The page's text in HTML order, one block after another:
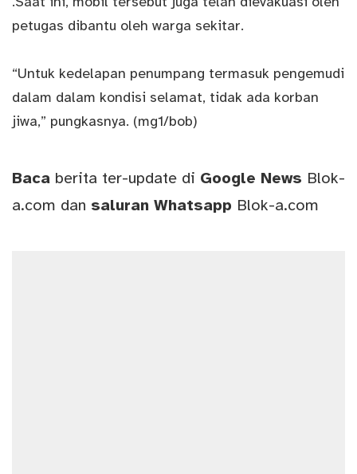
petugas dibantu oleh warga sekitar.
“Untuk kedelapan penumpang termasuk pengemudi
dalam dalam kondisi selamat, tidak ada korban
jiwa,” pungkasnya. (mg1/bob)
Baca berita ter-update di Google News Blok-
a.com dan saluran Whatsapp Blok-a.com